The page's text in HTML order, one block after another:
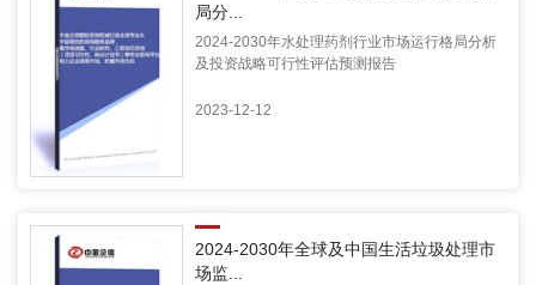
局分...
2024-2030年水处理药剂行业市场运行格局分析
及投资战略可行性评估预测报告
2023-12-12
2024-2030年全球及中国生活垃圾处理市
场监...